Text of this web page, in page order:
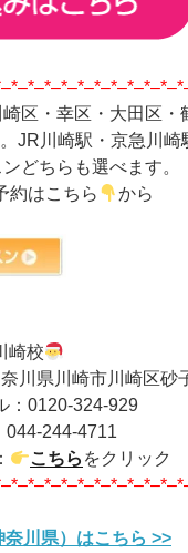
区・幸区・大田区
JR川崎駅・京急川
どちらも選べます。
約はこちら
から
崎校
川県川崎市川崎区砂
：0120-324-929
044-244-4711
こちら をクリック
奈川県）はこちら >>